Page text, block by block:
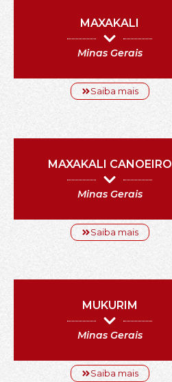
MAXAKALI
Minas Gerais
Saiba mais
MAXAKALI CANOEIRO
Minas Gerais
Saiba mais
MUKURIM
Minas Gerais
Saiba mais